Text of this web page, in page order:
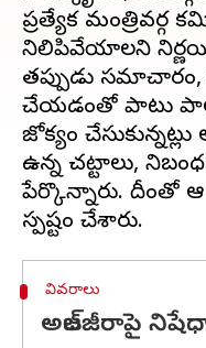
ప్రత్యేక
నిలిపివేయాలని
తప్పుడు సమాచారం,
చేయడంతో పాటు
జోక్యం
ఉన్న చట్టాలు,
పేర్కొన్నారు. దీంతో ఆ
వివరాలు
అల్‌జజీరాపై